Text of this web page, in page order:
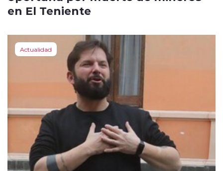
en El Teniente
Actualidad